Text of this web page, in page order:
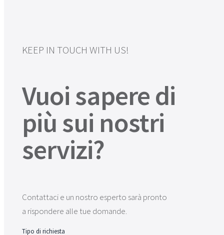
KEEP IN TOUCH WITH US!
Vuoi sapere di
più sui nostri
servizi?
Contattaci e un nostro esperto sarà pronto
a rispondere alle tue domande.